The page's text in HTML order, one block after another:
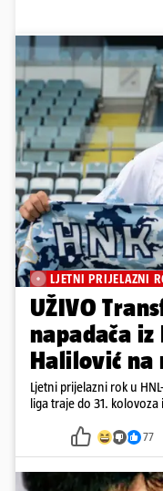
LJETNI PRIJELAZNI
UŽIVO
napadača
Halilović na
Ljetni prijelazni rok u
liga traje do 31. kolovoza
77